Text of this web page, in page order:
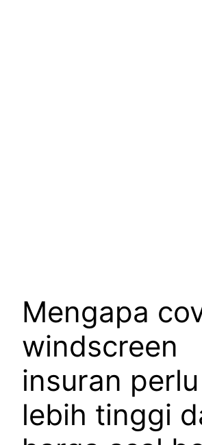
Mengapa
windscreen
insuran
lebih tinggi